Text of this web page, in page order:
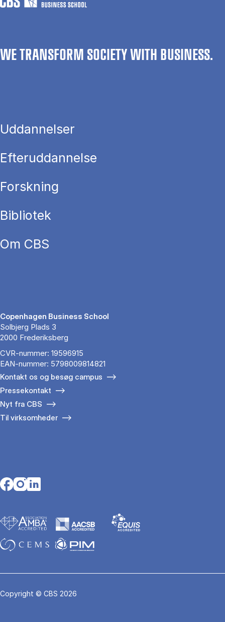
WE TRANSFORM SOCIETY WITH BUSINESS.
Uddannelser
Efteruddannelse
Forskning
Bibliotek
Om CBS
Copenhagen Business School
Solbjerg Plads 3
2000 Frederiksberg
CVR-nummer: 19596915
EAN-nummer: 5798009814821
Kontakt os og besøg campus
Pressekontakt
Nyt fra CBS
Til virksomheder
Opens in a new tab
Opens in a new tab
Opens in a new tab
Copyright © CBS 2026